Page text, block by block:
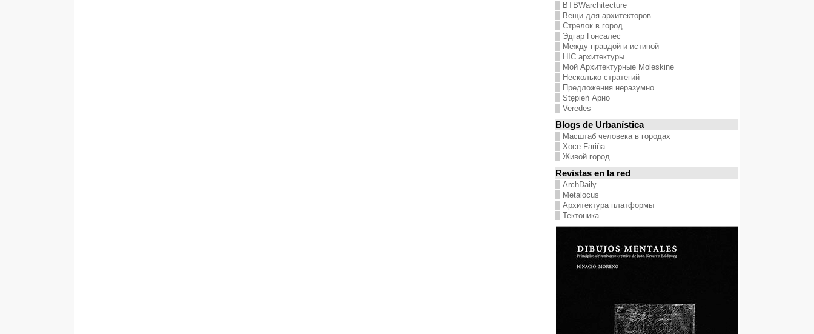
BTBWarchitecture
Вещи для архитекторов
Стрелок в город
Эдгар Гонсалес
Между правдой и истиной
HIC архитектуры
Мой Архитектурные Moleskine
Несколько стратегий
Предложения неразумно
Stępień Арно
Veredes
Blogs de Urbanística
Масштаб человека в городах
Хосе Fariña
Живой город
Revistas en la red
ArchDaily
Metalocus
Архитектура платформы
Тектоника